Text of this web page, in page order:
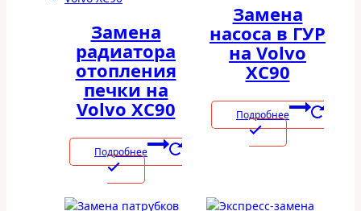
Замена
радиатора
отопления
печки на
Volvo XC90
Подробнее
Замена
насоса в ГУР
на Volvo
XC90
Подробнее